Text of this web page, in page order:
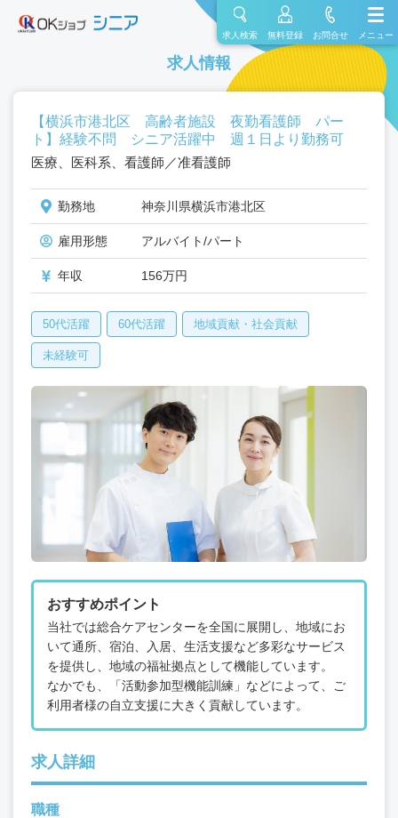
求人検索 無料登録 お問合せ メニュー
求人情報
【横浜市港北区 高齢者施設 夜勤看護師 パー
ト】経験不問 シニア活躍中 週１日より勤務可
医療、医科系、看護師／准看護師
勤務地 神奈川県横浜市港北区
雇用形態 アルバイト/パート
年収 156万円
50代活躍 60代活躍 地域貢献・社会貢献
未経験可
おすすめポイント
当社では総合ケアセンターを全国に展開し、地域にお
いて通所、宿泊、入居、生活支援など多彩なサービス
を提供し、地域の福祉拠点として機能しています。
なかでも、「活動参加型機能訓練」などによって、ご
利用者様の自立支援に大きく貢献しています。
求人詳細
職種